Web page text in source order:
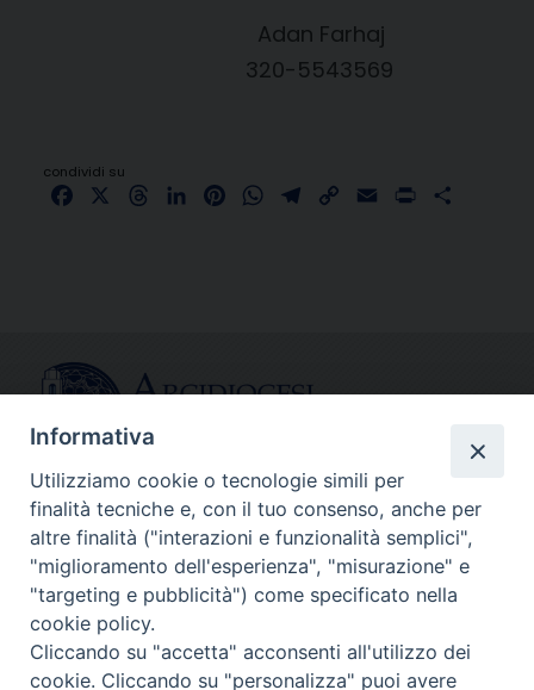
Adan Farhaj
320-5543569
condividi su
FacebookThreadsLinkedInPinterestWhatsApp
Telegram
Copy Email Print
CONTATTI
info@fermodiocesi.it
pec:economato.diocesifermo@legalmail.it
SEGUICI SU
Informativa
Utilizziamo cookie o tecnologie simili per
finalità tecniche e, con il tuo consenso, anche per
altre finalità ("interazioni e funzionalità semplici",
"miglioramento dell'esperienza", "misurazione" e
"targeting e pubblicità") come specificato nella
cookie policy.
Cliccando su "accetta" acconsenti all'utilizzo dei
cookie. Cliccando su "personalizza" puoi avere